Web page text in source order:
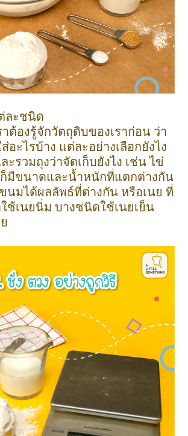
ละชนิด
าต้องรู้จักวัตถุดิบของเราก่อน ว่า
อะไรบ้าง แต่ละอย่างเลือกยังไง
ะรวมถุงว่าจัดเก็บยังไง เช่น ไข่
ก็มีขนาดและน้ำหนักที่แตกต่างกัน
นมได้ผลลัพธ์ที่ต่างกัน หรือเนย ที่
ช้เนยนิ่ม บางชนิดใช้เนยเย็น